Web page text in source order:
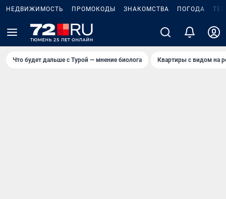
НЕДВИЖИМОСТЬ ПРОМОКОДЫ ЗНАКОМСТВА ПОГОДА
Что будет дальше с Турой — мнение биолога Квартиры с видом на